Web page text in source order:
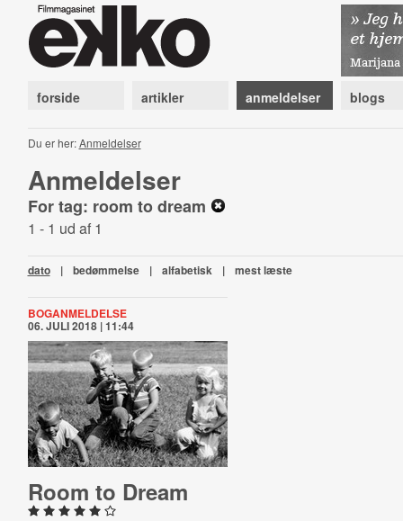
forside artikler anmeldelser blogs
Du er her:Anmeldelser
Anmeldelser
For tag: room to dream
1 - 1 ud af 1
dato | bedømmelse | alfabetisk | mest læste
BOGANMELDELSE
06. JULI 2018 | 11:44
Room to Dream